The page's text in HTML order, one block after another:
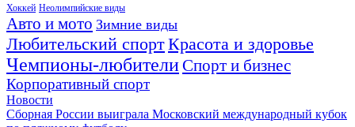
Хоккей Неолимпийские виды
Авто и мото Зимние виды
Любительский спортКрасота и здоровье
Чемпионы-любителиСпорт и бизнес
Корпоративный спорт
Новости
Сборная России выиграла Московский международный кубок